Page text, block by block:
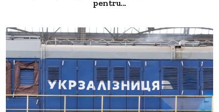
pentru...